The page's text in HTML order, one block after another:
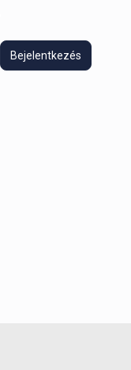
Bejelentkezés